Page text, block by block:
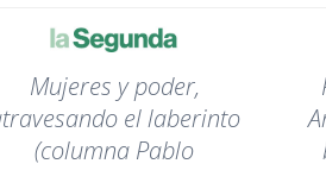
Mujeres y poder,
el laberinto
(columna Pablo